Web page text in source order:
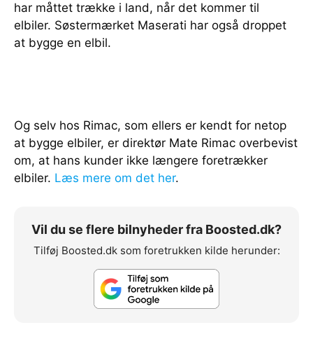
har måttet trække i land, når det kommer til
elbiler. Søstermærket Maserati har også droppet
at bygge en elbil.
Og selv hos Rimac, som ellers er kendt for netop
at bygge elbiler, er direktør Mate Rimac overbevist
om, at hans kunder ikke længere foretrækker
elbiler. Læs mere om det her.
Vil du se flere bilnyheder fra Boosted.dk?
Tilføj Boosted.dk som foretrukken kilde herunder: